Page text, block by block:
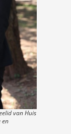
van Huis
en